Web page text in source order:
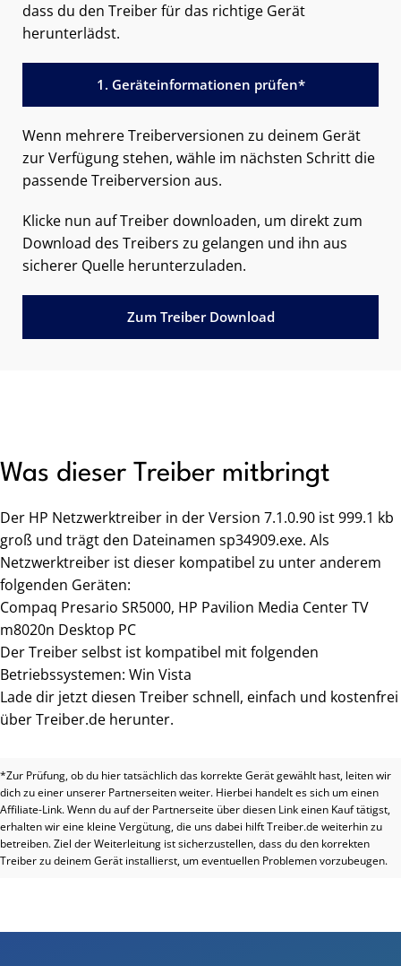
dass du den Treiber für das richtige Gerät
herunterlädst.
1. Geräteinformationen prüfen*
Wenn mehrere Treiberversionen zu deinem Gerät
zur Verfügung stehen, wähle im nächsten Schritt die
passende Treiberversion aus.
Klicke nun auf Treiber downloaden, um direkt zum
Download des Treibers zu gelangen und ihn aus
sicherer Quelle herunterzuladen.
Zum Treiber Download
Was dieser Treiber mitbringt
Der HP Netzwerktreiber in der Version 7.1.0.90 ist 999.1 kb
groß und trägt den Dateinamen sp34909.exe. Als
Netzwerktreiber ist dieser kompatibel zu unter anderem
folgenden Geräten:
Compaq Presario SR5000, HP Pavilion Media Center TV
m8020n Desktop PC
Der Treiber selbst ist kompatibel mit folgenden
Betriebssystemen: Win Vista
Lade dir jetzt diesen Treiber schnell, einfach und kostenfrei
über Treiber.de herunter.
*Zur Prüfung, ob du hier tatsächlich das korrekte Gerät gewählt hast, leiten wir
dich zu einer unserer Partnerseiten weiter. Hierbei handelt es sich um einen
Affiliate-Link. Wenn du auf der Partnerseite über diesen Link einen Kauf tätigst,
erhalten wir eine kleine Vergütung, die uns dabei hilft Treiber.de weiterhin zu
betreiben. Ziel der Weiterleitung ist sicherzustellen, dass du den korrekten
Treiber zu deinem Gerät installierst, um eventuellen Problemen vorzubeugen.